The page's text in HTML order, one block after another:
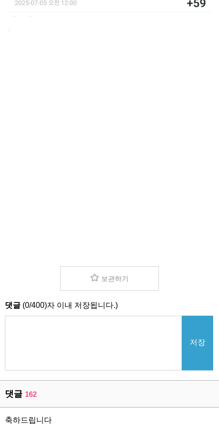
보관하기
댓글 (0/400)자 이내 저장됩니다.)
저장
댓글 162
축하드립니다